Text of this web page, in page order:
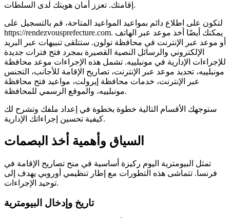
إقامتك. تعزز أمان هويتك لدى السلطات.
لتكون على اطلاع دائم بمواعيد المواعيد المتاحة، قم بالتسجيل على
https://rendezvousprefecture.com. يمكنك أيضًا أخذ موعد عبر الهاتف
أو موعد عبر الإنترنت في محافظة تولون. ستتلقى تنبيهات عبر البريد
الإلكتروني والرسائل النصية القصيرة بمجرد فتح فترات جديدة
للإجراءات الإدارية في مونبلييه. تشمل هذه الإجراءات موعد محافظة
مونبلييه، تحديد موعد عبر الإنترنت، تصاريح الإقامة للأجانب، التجنس
عبر الإنترنت، خدمات محافظة إيرولت، مواعيد فتح محافظة
مونبلييه، والموقع الرسمي للمحافظة.
ستوجهك الأقسام التالية خطوة بخطوة في إعداد ملفك وتشرح لك
كيفية تحسين إجراءاتك الإدارية.
السياق وأهمية أخذ البصمات
تمثل البيومترية اليوم ركيزة أساسية في منح تصاريح الإقامة في
فرنسا. تتماشى هذه التطورات مع إطار تنظيمي أوروبي يهدف إلى
توحيد الإجراءات.
تاريخ وإدخال البيومترية